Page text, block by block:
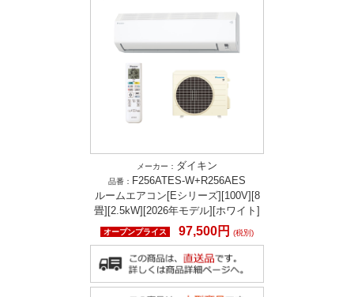
メーカー： ダイキン
品番： F256ATES-W+R256AES
ルームエアコン[Eシリーズ][100V][8
畳][2.5kW][2026年モデル][ホワイト]
オープンプライス 97,500円 (税別)